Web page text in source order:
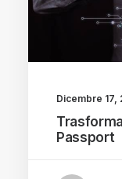
Dicembre 17,
Passport